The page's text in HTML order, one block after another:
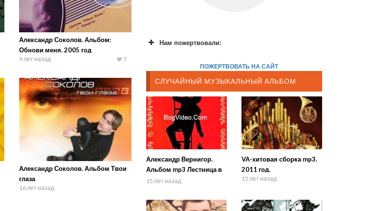
Александр Соколов. Альбом:
Обнови меня. 2005 год
9 лет назад 7
Александр Соколов. Альбом Твои
глаза
16 лет назад
Нам пожертвовали:
ПОЖЕРТВОВАТЬ НА САЙТ
СЛУЧАЙНЫЙ МУЗЫКАЛЬНЫЙ АЛЬБОМ
Александр Вернигор.
Альбом mp3 Лестница в
небо. 2007 год
15 лет назад
VA-хитовая сборка mp3.
2011 год.
15 лет назад